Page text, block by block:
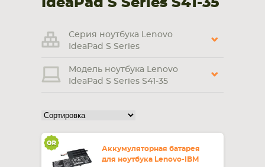
9:00-21:00
IdeaPad S Series S41-35
Серия ноутбука Lenovo
IdeaPad S Series
Модель ноутбука Lenovo
IdeaPad S Series S41-35
Аккумуляторная батарея
для ноутбука Lenovo-IBM